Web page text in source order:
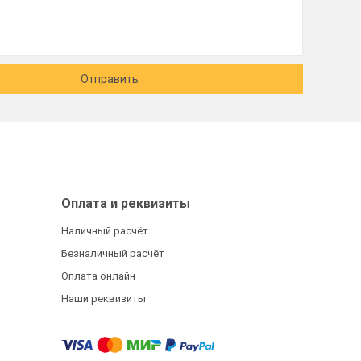
Отправить
Оплата и реквизиты
Наличный расчёт
Безналичный расчёт
Оплата онлайн
Наши реквизиты